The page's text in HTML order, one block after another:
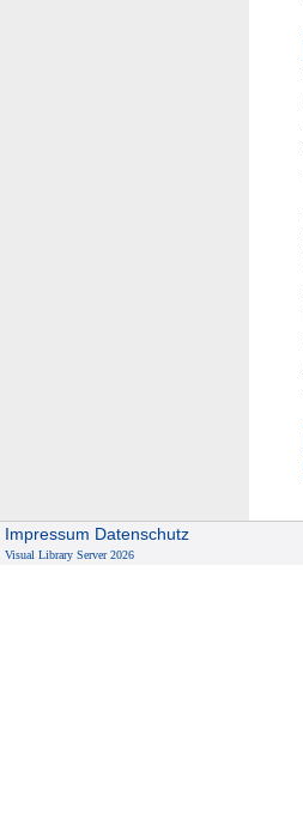
Impressum Datenschutz
Visual Library Server 2026